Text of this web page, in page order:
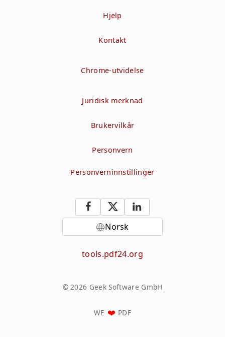
Hjelp
Kontakt
Chrome-utvidelse
Juridisk merknad
Brukervilkår
Personvern
Personverninnstillinger
Norsk
tools.pdf24.org
© 2026 Geek Software GmbH
WE PDF